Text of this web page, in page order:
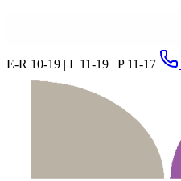
E-R 10-19 | L 11-19 | P 11-17